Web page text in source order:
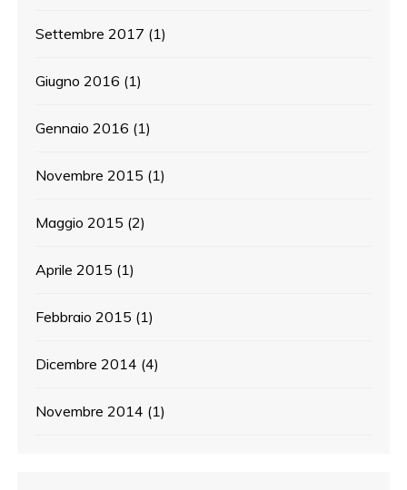
Settembre 2017 (1)
Giugno 2016 (1)
Gennaio 2016 (1)
Novembre 2015 (1)
Maggio 2015 (2)
Aprile 2015 (1)
Febbraio 2015 (1)
Dicembre 2014 (4)
Novembre 2014 (1)